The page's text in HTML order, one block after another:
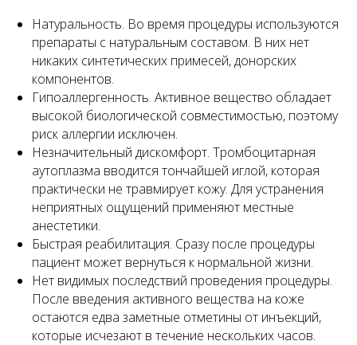
Натуральность. Во время процедуры используются
препараты с натуральным составом. В них нет
никаких синтетических примесей, донорских
компонентов.
Гипоаллергенность. Активное вещество обладает
высокой биологической совместимостью, поэтому
риск аллергии исключен.
Незначительный дискомфорт. Тромбоцитарная
аутоплазма вводится тончайшей иглой, которая
практически не травмирует кожу. Для устранения
неприятных ощущений применяют местные
анестетики.
Быстрая реабилитация. Сразу после процедуры
пациент может вернуться к нормальной жизни.
Нет видимых последствий проведения процедуры.
После введения активного вещества на коже
остаются едва заметные отметины от инъекций,
которые исчезают в течение нескольких часов.